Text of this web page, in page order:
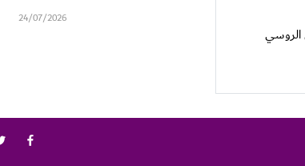
الروسي
24/07/2026